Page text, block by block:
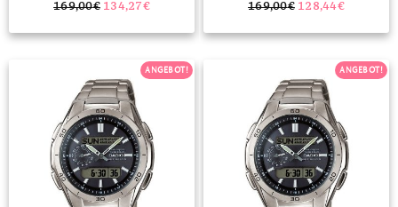
169,00€ 134,27€ 169,00€ 128,44€
ANGEBOT! ANGEBOT!